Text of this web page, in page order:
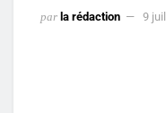
par la rédaction 9